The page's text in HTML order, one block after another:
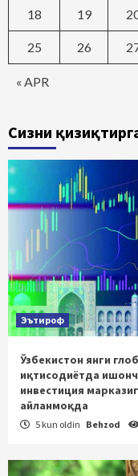
« APR
18 19
25 26
Сизни
Эътироф
Ўзбекистон янги
иқтисодиётда
инвестиция
айланмоқда
5 kun oldin Behzod